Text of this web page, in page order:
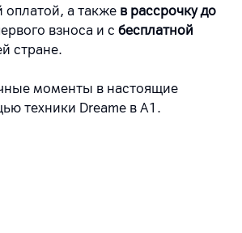
а также в рассрочку до
взноса и с бесплатной
стране.
моменты в настоящие
техники Dreame в А1.